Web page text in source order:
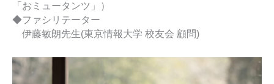
「おミュータンツ」）
◆ファシリテーター
伊藤敏朗先生(東京情報大学 校友会 顧問)